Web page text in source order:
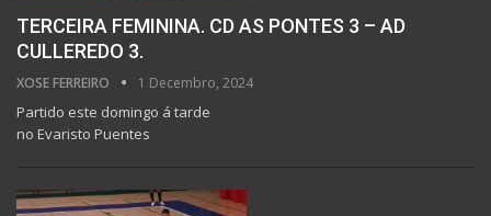
TERCEIRA FEMININA. CD AS PONTES 3 – AD
CULLEREDO 3.
XOSE FERREIRO 1 Decembro, 2024
Partido este domingo á tarde
no Evaristo Puentes